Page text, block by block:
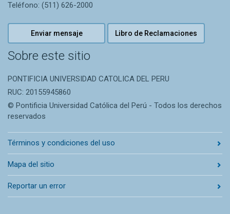
Teléfono: (511) 626-2000
Enviar mensaje Libro de Reclamaciones
Sobre este sitio
PONTIFICIA UNIVERSIDAD CATOLICA DEL PERU
RUC: 20155945860
© Pontificia Universidad Católica del Perú - Todos los derechos
reservados
Términos y condiciones del uso
Mapa del sitio
Reportar un error